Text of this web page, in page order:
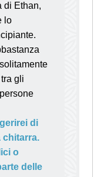
di Ethan,
lo
gli
di
chitarra.
o
delle